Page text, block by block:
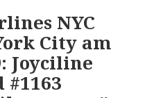
NYC
City am
Joyciline
#1163